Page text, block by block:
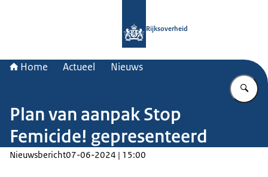
Rijksoverheid
Home Actueel Nieuws
Plan van aanpak Stop
Femicide! gepresenteerd
Nieuwsbericht07-06-2024 | 15:00